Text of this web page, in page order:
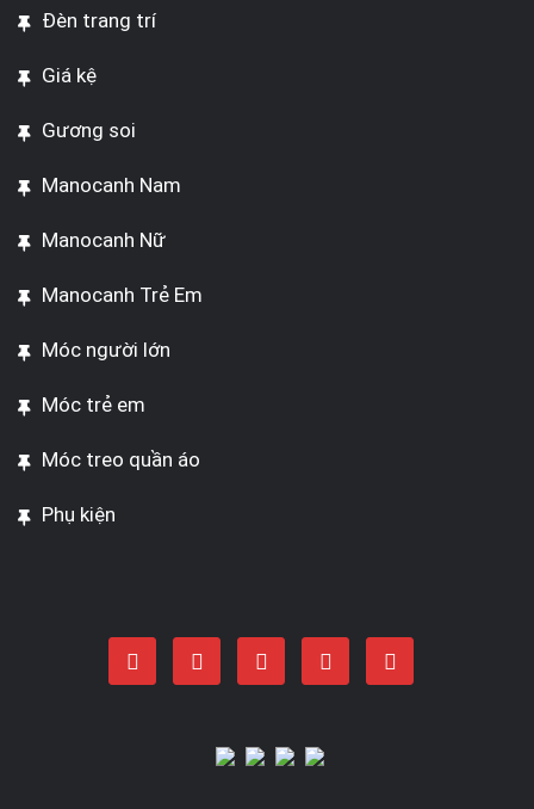
Đèn trang trí
Giá kệ
Gương soi
Manocanh Nam
Manocanh Nữ
Manocanh Trẻ Em
Móc người lớn
Móc trẻ em
Móc treo quần áo
Phụ kiện